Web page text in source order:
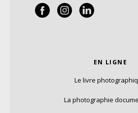
EN LIGNE
Le livre
La photographie